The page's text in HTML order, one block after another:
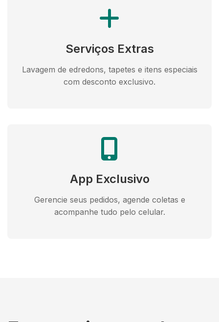
Serviços Extras
Lavagem de edredons, tapetes e itens especiais
com desconto exclusivo.
App Exclusivo
Gerencie seus pedidos, agende coletas e
acompanhe tudo pelo celular.